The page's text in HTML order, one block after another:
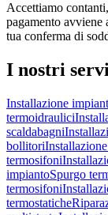
Accettiamo
pagamento
tua conferma di
I nostri
Installazione
termoidraulici
scaldabagni
bollitori
termosifoni
impiantoSpurgo
termosifoni
termostatiche